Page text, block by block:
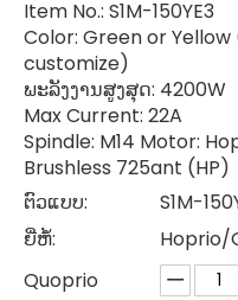
Item No.: S1M-150YE3
Color: Green or Yellow
customize)
ພະລັງງານສູງສຸດ: 4200W
Max Current: 22A
Spindle: M14 Motor:
Brushless 725ant (HP)
ຕົວແບບ:
S1M-
ຍີ່ຫໍ້:
Hoprio/
Quoprio